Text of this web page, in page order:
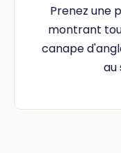
Prenez une
montrant
canape
au